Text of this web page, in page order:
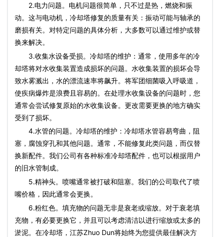
2.电力问题。电机问题很简单，只不过是热，燃烧和振
动。这与电动机 ，冷却塔修复的质量有关：振动可能与轴承的
磨损有关。对特定问题的具体分析，大多数可以通过维护或替
换来解决。
3.收集水设备受损。冷却塔的维护：通常，使用多年的冷
却塔将对水收集装置造成损坏的问题。水收集装置的损坏会导
致水雾溅出，水的漂流速率将飙升。将军团细菌吸入呼吸道，
使疾病爆炸是浪费且容易的。在处理水收集设备的问题时，您
通常会尝试修复原始的水收集设备。更改需要更换的地方确实
受到了损坏。
4.水管的问题。冷却塔的维护：冷却塔水管容易弯曲，阻
塞，腐蚀穿孔和其他问题。通常，不能修复此类问题，而仅替
换新配件。我们公司有各种标准冷却塔配件 ，也可以根据用户
的旧水管制成。
5.精神头。喷嘴通常被打破和阻塞。我们的公司取代了喷
嘴价格，因此通常会更换。
6.粉红色。填充物的问题无非是衰老或缩放。对于衰老填
充物，有必要更换它，并且可以考虑清洁以进行缩放或太多的
淤泥。在冷却塔，江苏Zhuo Dun将始终为您提供最佳解决方